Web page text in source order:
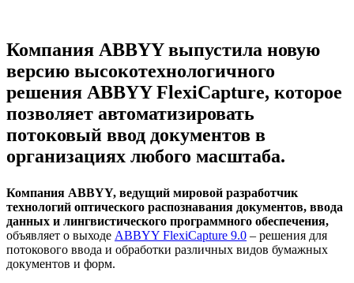
Компания ABBYY выпустила новую
версию высокотехнологичного
решения ABBYY FlexiCapture, которое
позволяет автоматизировать
потоковый ввод документов в
организациях любого масштаба.
Компания ABBYY, ведущий мировой разработчик
технологий оптического распознавания документов, ввода
данных и лингвистического программного обеспечения,
объявляет о выходе ABBYY FlexiCapture 9.0 – решения для
потокового ввода и обработки различных видов бумажных
документов и форм.